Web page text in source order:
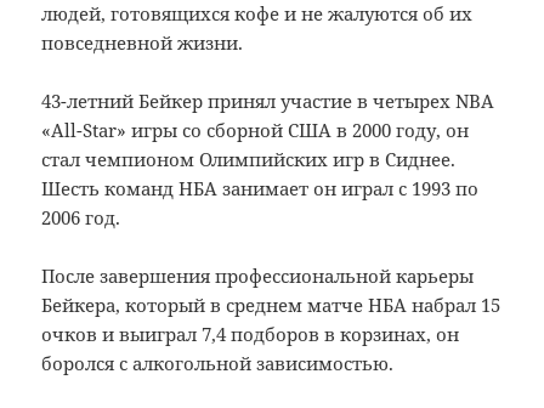
людей, готовящихся кофе и не жалуются об их
повседневной жизни.
43-летний Бейкер принял участие в четырех NBA
«All-Star» игры со сборной США в 2000 году, он
стал чемпионом Олимпийских игр в Сиднее.
Шесть команд НБА занимает он играл с 1993 по
2006 год.
После завершения профессиональной карьеры
Бейкера, который в среднем матче НБА набрал 15
очков и выиграл 7,4 подборов в корзинах, он
боролся с алкогольной зависимостью.